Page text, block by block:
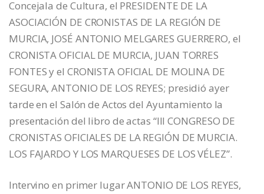
Concejala de Cultura, el PRESIDENTE DE LA
ASOCIACIÓN DE CRONISTAS DE LA REGIÓN DE
MURCIA, JOSÉ ANTONIO MELGARES GUERRERO, el
CRONISTA OFICIAL DE MURCIA, JUAN TORRES
FONTES y el CRONISTA OFICIAL DE MOLINA DE
SEGURA, ANTONIO DE LOS REYES; presidió ayer
tarde en el Salón de Actos del Ayuntamiento la
presentación del libro de actas “III CONGRESO DE
CRONISTAS OFICIALES DE LA REGIÓN DE MURCIA.
LOS FAJARDO Y LOS MARQUESES DE LOS VÉLEZ”.
Intervino en primer lugar ANTONIO DE LOS REYES,